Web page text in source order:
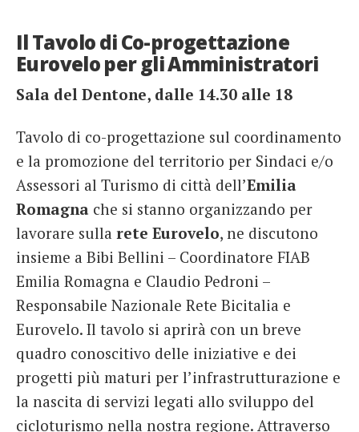
Il Tavolo di Co-progettazione
Eurovelo per gli Amministratori
Sala del Dentone, dalle 14.30 alle 18
Tavolo di co-progettazione sul coordinamento
e la promozione del territorio per Sindaci e/o
Assessori al Turismo di città dell’Emilia
Romagna che si stanno organizzando per
lavorare sulla rete Eurovelo, ne discutono
insieme a Bibi Bellini – Coordinatore FIAB
Emilia Romagna e Claudio Pedroni –
Responsabile Nazionale Rete Bicitalia e
Eurovelo. Il tavolo si aprirà con un breve
quadro conoscitivo delle iniziative e dei
progetti più maturi per l’infrastrutturazione e
la nascita di servizi legati allo sviluppo del
cicloturismo nella nostra regione. Attraverso